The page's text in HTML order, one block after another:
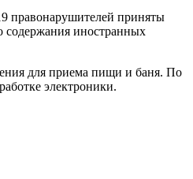
правонарушителей приняты
содержания иностранных
для приема пищи и баня. По
электроники.